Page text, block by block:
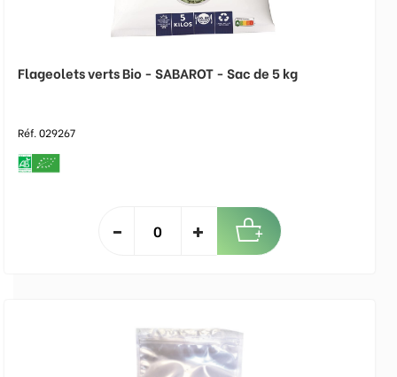
Flageolets verts Bio - SABAROT - Sac de 5 kg
Réf. 029267